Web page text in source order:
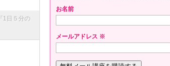
『1日５分の
お名前
メールアドレス ※